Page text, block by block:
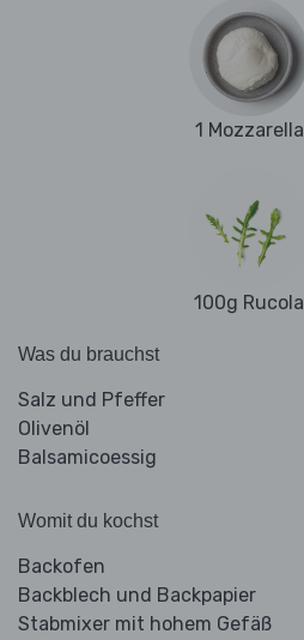
1 Mozzarella
100g Rucola
Was du brauchst
Salz und Pfeffer
Olivenöl
Balsamicoessig
Womit du kochst
Backofen
Backblech und Backpapier
Stabmixer mit hohem Gefäß